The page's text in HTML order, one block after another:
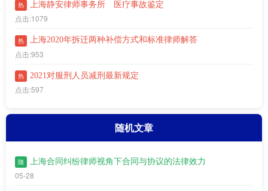
热 上海静安律师事务所 医疗事故鉴定
点击:1079
热 上海2020年拆迁两种补偿方式和标准律师解答
点击:953
热 2021对服刑人员减刑最新规定
点击:597
随机文章
随 上海合同纠纷律师视角下合同与协议的法律效力
05-28